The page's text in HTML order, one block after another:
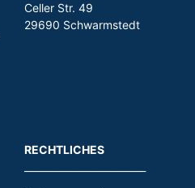
Celler Str. 49
29690 Schwarmstedt
RECHTLICHES